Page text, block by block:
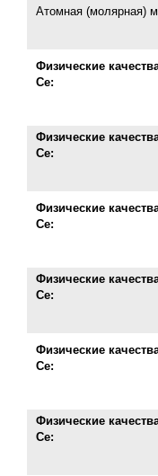
Атомная (молярная)
Физические
Се:
Физические
Се:
Физические
Се:
Физические
Се:
Физические
Се:
Физические
Се: